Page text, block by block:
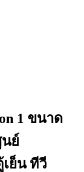
1 ขนาด
ย์
ย็น ทีวี